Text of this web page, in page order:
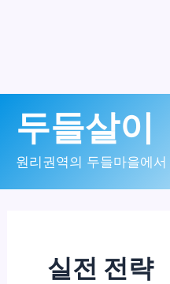
로
두들살이
원리권역의 두들마을에
실전 전략